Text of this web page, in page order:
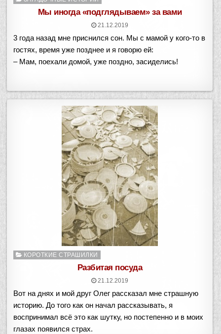
Мы иногда «подглядываем» за вами
21.12.2019
3 года назад мне приснился сон. Мы с мамой у кого-то в
гостях, время уже позднее и я говорю ей:
– Мам, поехали домой, уже поздно, засиделись!
Опубликовано
КОРОТКИЕ СТРАШИЛКИ
Разбитая посуда
21.12.2019
Вот на днях и мой друг Олег рассказал мне страшную
историю. До того как он начал рассказывать, я
воспринимал всё это как шутку, но постепенно и в моих
глазах появился страх.